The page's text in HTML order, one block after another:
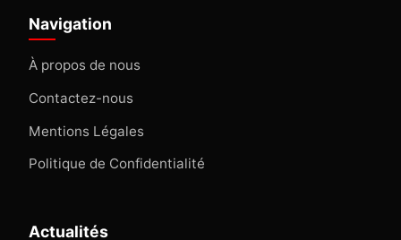
Navigation
À propos de nous
Contactez-nous
Mentions Légales
Politique de Confidentialité
Actualités